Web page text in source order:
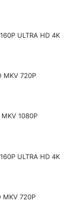
ULTRA HD 4K
MKV 720P
MKV 1080P
ULTRA HD 4K
MKV 720P